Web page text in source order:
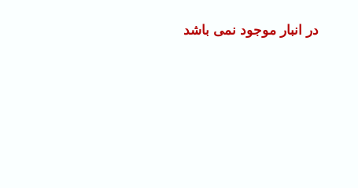
در انبار موجود نمی باشد